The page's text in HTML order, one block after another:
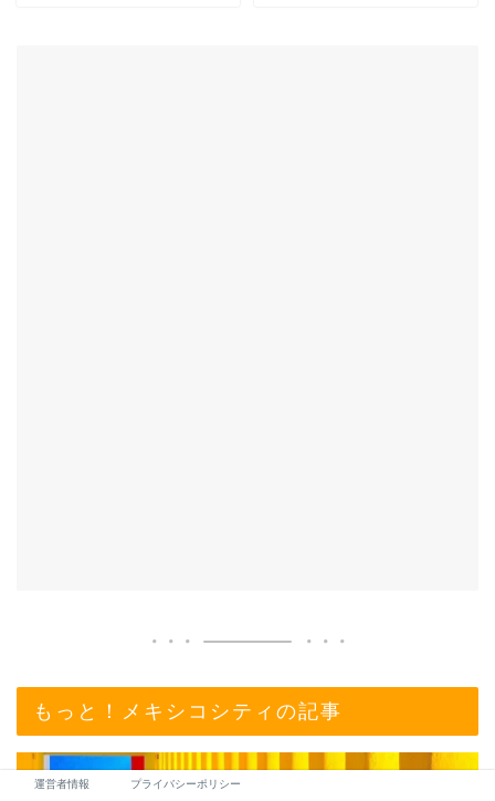
もっと！メキシコシティの記事
運営者情報 プライバシーポリシー